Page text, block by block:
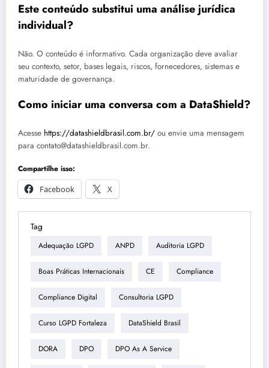
Este conteúdo substitui uma análise jurídica
individual?
Não. O conteúdo é informativo. Cada organização deve avaliar
seu contexto, setor, bases legais, riscos, fornecedores, sistemas e
maturidade de governança.
Como iniciar uma conversa com a DataShield?
Acesse https://datashieldbrasil.com.br/ ou envie uma mensagem
para contato@datashieldbrasil.com.br.
Compartilhe isso:
Facebook
X
Tag
Adequação LGPD ANPD Auditoria LGPD
Boas Práticas Internacionais CE Compliance
Compliance Digital Consultoria LGPD
Curso LGPD Fortaleza DataShield Brasil
DORA DPO DPO As A Service